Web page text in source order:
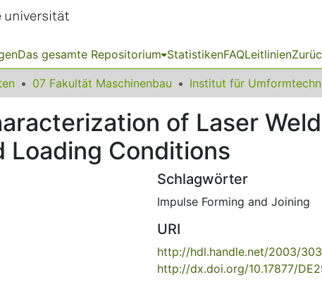
Das gesamte Repositorium StatistikenFAQLeitlinien
07 Fakultät Maschinenbau
of Laser
Loading Conditions
Schlagwörter
Impulse Forming and Joining
URI
http://hdl.handle.net/2003/
http://dx.doi.org/10.17877/